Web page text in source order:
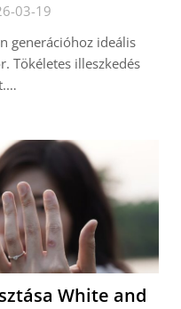
03-19
generációhoz ideális
Tökéletes illeszkedés
White and